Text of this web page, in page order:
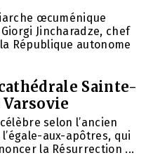
œcuménique
Jincharadze, chef
République autonome
Sainte-
selon l’ancien
aux-apôtres, qui
la Résurrection ...